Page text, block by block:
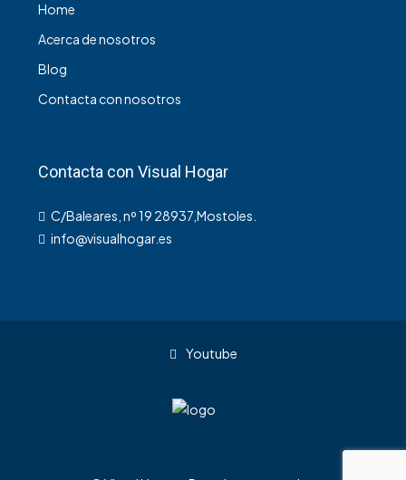
Home
Acerca de nosotros
Blog
Contacta con nosotros
Contacta con Visual Hogar
C/Baleares, nº 19 28937,Mostoles.
info@visualhogar.es
Youtube